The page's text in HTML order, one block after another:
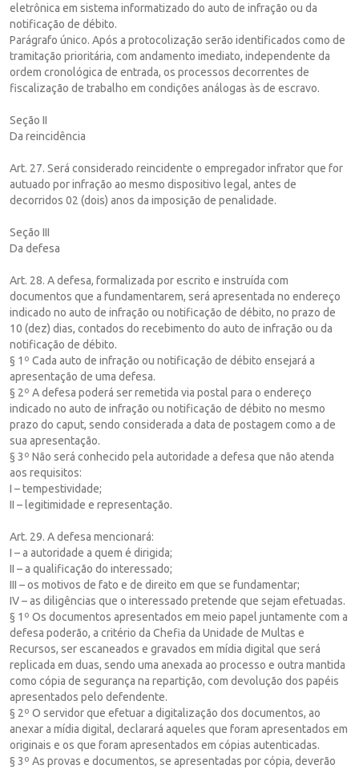
eletrônica em sistema informatizado do auto de infração ou da
notificação de débito.
Parágrafo único. Após a protocolização serão identificados como de
tramitação prioritária, com andamento imediato, independente da
ordem cronológica de entrada, os processos decorrentes de
fiscalização de trabalho em condições análogas às de escravo.
Seção II
Da reincidência
Art. 27. Será considerado reincidente o empregador infrator que for
autuado por infração ao mesmo dispositivo legal, antes de
decorridos 02 (dois) anos da imposição de penalidade.
Seção III
Da defesa
Art. 28. A defesa, formalizada por escrito e instruída com
documentos que a fundamentarem, será apresentada no endereço
indicado no auto de infração ou notificação de débito, no prazo de
10 (dez) dias, contados do recebimento do auto de infração ou da
notificação de débito.
§ 1º Cada auto de infração ou notificação de débito ensejará a
apresentação de uma defesa.
§ 2º A defesa poderá ser remetida via postal para o endereço
indicado no auto de infração ou notificação de débito no mesmo
prazo do caput, sendo considerada a data de postagem como a de
sua apresentação.
§ 3º Não será conhecido pela autoridade a defesa que não atenda
aos requisitos:
I – tempestividade;
II – legitimidade e representação.
Art. 29. A defesa mencionará:
I – a autoridade a quem é dirigida;
II – a qualificação do interessado;
III – os motivos de fato e de direito em que se fundamentar;
IV – as diligências que o interessado pretende que sejam efetuadas.
§ 1º Os documentos apresentados em meio papel juntamente com a
defesa poderão, a critério da Chefia da Unidade de Multas e
Recursos, ser escaneados e gravados em mídia digital que será
replicada em duas, sendo uma anexada ao processo e outra mantida
como cópia de segurança na repartição, com devolução dos papéis
apresentados pelo defendente.
§ 2º O servidor que efetuar a digitalização dos documentos, ao
anexar a mídia digital, declarará aqueles que foram apresentados em
originais e os que foram apresentados em cópias autenticadas.
§ 3º As provas e documentos, se apresentadas por cópia, deverão